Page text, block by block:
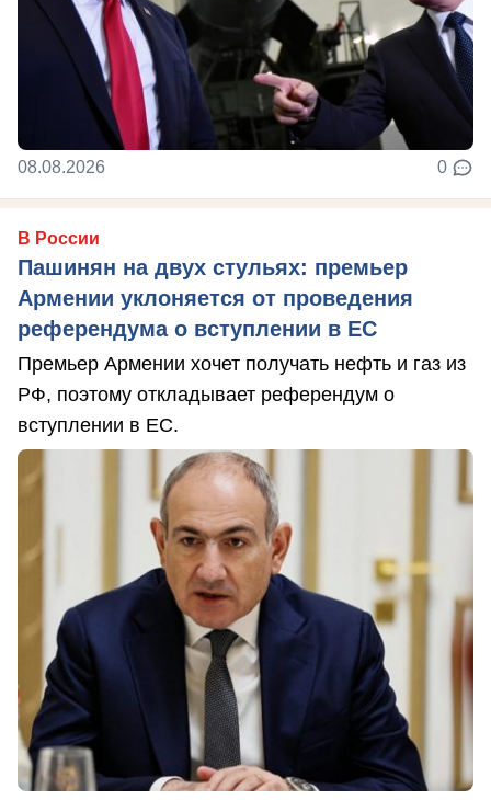
08.08.2026 0
В России
Пашинян на двух стульях: премьер
Армении уклоняется от проведения
референдума о вступлении в ЕС
Премьер Армении хочет получать нефть и газ из
РФ, поэтому откладывает референдум о
вступлении в ЕС.